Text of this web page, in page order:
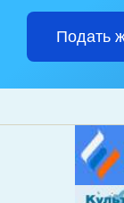
Подать